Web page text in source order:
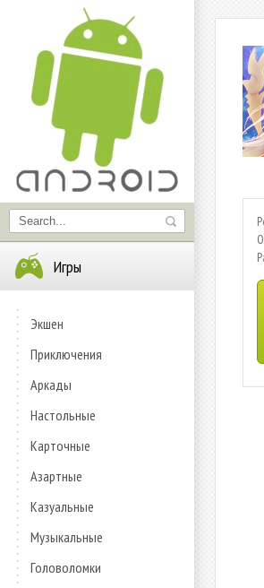
Игры
Экшен
Приключения
Аркады
Настольные
Карточные
Азартные
Казуальные
Музыкальные
Головоломки